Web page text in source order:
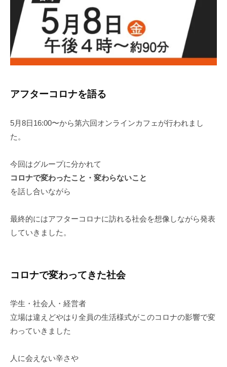
アフターコロナを語る
5月8日16:00〜から第六回オンラインカフェが行われまし
た。
今回はグループに分かれて
コロナで変わったこと・変わらないこと
を話し合いながら
最終的にはアフターコロナに訪れる社会を想像しながら発表
していきました。
コロナで変わってきた社会
学生・社会人・経営者
立場は違えどやはり全員の生活様式がこのコロナの影響で変
わっていきました
人に会えない辛さや